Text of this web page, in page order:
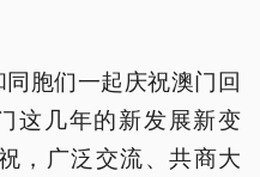
胞们一起庆祝澳门回
这几年的新发展新变
，广泛交流、共商大